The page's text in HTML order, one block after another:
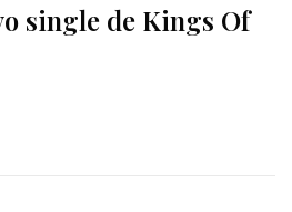
single de Kings Of